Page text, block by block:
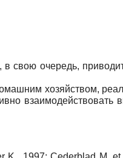
в свою очередь,
хозяйством,
взаимодействовать